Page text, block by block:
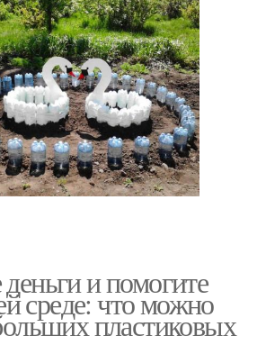
и помогите
среде: что можно
пластиковых